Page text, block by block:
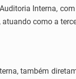
Interna,
como a
também